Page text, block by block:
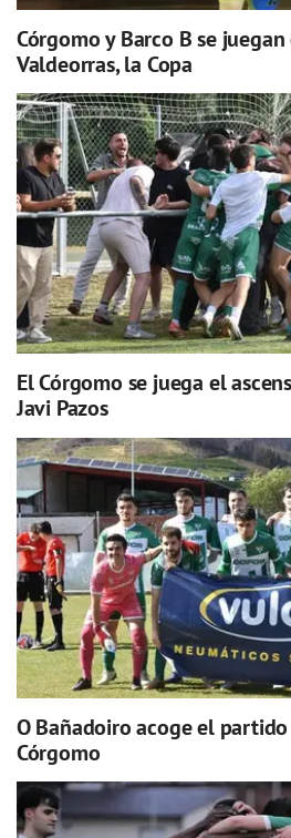
Córgomo y Barco B se
Valdeorras, la Copa
El Córgomo se juega el
Javi Pazos
O Bañadoiro acoge el
Córgomo